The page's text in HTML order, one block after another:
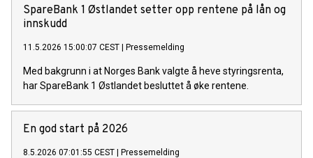
SpareBank 1 Østlandet setter opp rentene på lån og
innskudd
11.5.2026 15:00:07 CEST | Pressemelding
Med bakgrunn i at Norges Bank valgte å heve styringsrenta,
har SpareBank 1 Østlandet besluttet å øke rentene.
En god start på 2026
8.5.2026 07:01:55 CEST | Pressemelding